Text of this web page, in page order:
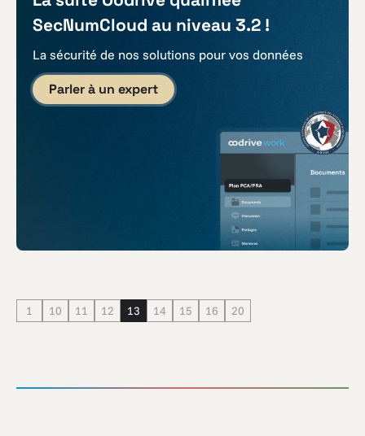
SecNumCloud au niveau 3.2 !
La sécurité de nos solutions pour vos données
Parler à un expert
1 10 11 12 13 14 15 16 20